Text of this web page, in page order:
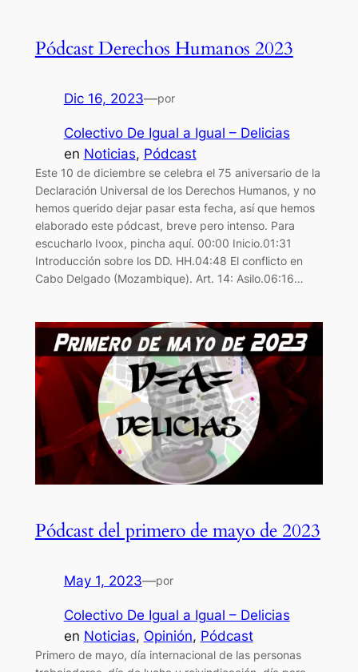
Pódcast Derechos Humanos 2023
Dic 16, 2023—por
Colectivo De Igual a Igual – Delicias
en Noticias, Pódcast
Este 10 de diciembre se celebra el 75 aniversario de la
Declaración Universal de los Derechos Humanos, y no
hemos querido dejar pasar esta fecha, así que hemos
elaborado este pódcast, breve pero intenso. Para
escucharlo Ivoox, pincha aquí. 00:00 Inicio.01:31
Introducción sobre los DD. HH.04:48 El conflicto en
Cabo Delgado (Mozambique). Art. 14: Asilo.06:16…
Pódcast del primero de mayo de 2023
May 1, 2023—por
Colectivo De Igual a Igual – Delicias
en Noticias, Opinión, Pódcast
Primero de mayo, día internacional de las personas